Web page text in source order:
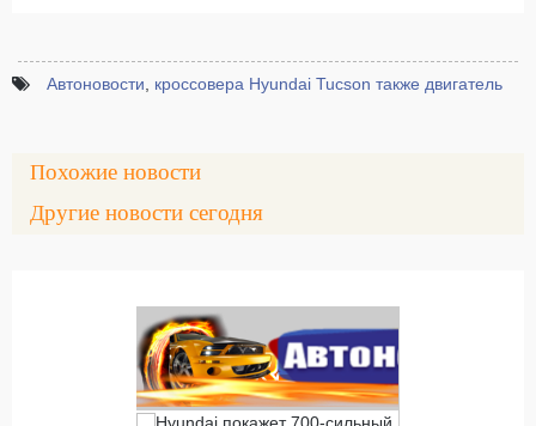
Автоновости кроссовера Hyundai Tucson также двигатель
Похожие новости
Другие новости сегодня